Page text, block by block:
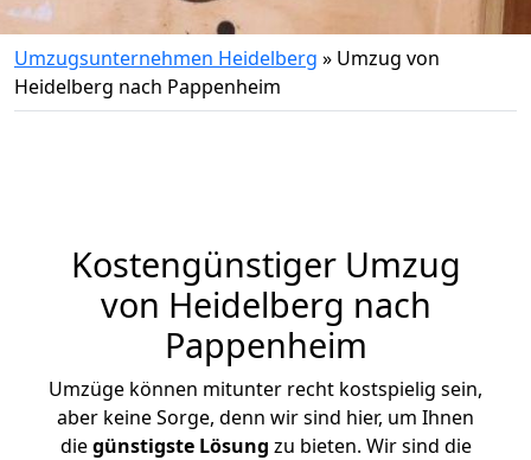
Umzugsunternehmen Heidelberg » Umzug von
Heidelberg nach Pappenheim
Kostengünstiger Umzug
von Heidelberg nach
Pappenheim
Umzüge können mitunter recht kostspielig sein,
aber keine Sorge, denn wir sind hier, um Ihnen
diegünstigste Lösung zu bieten. Wir sind die